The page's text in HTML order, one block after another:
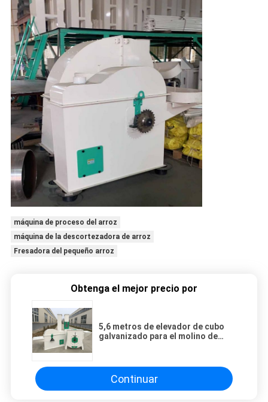
máquina de proceso del arroz
máquina de la descortezadora de arroz
Fresadora del pequeño arroz
Obtenga el mejor precio por
5,6 metros de elevador de cubo
galvanizado para el molino de
Continuar